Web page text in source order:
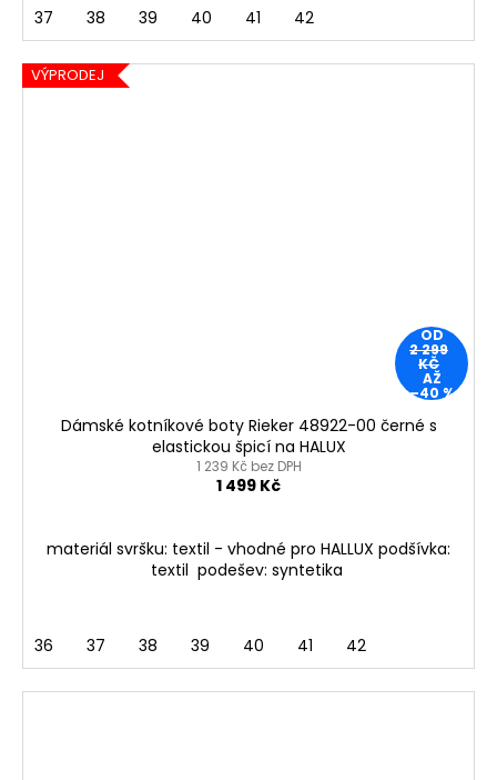
37 38 39 40 41 42
VÝPRODEJ
OD
2 299
KČ
AŽ
–40 %
Dámské kotníkové boty Rieker 48922-00 černé s
elastickou špicí na HALUX
1 239 Kč bez DPH
1 499 Kč
materiál svršku: textil - vhodné pro HALLUX podšívka:
textil podešev: syntetika
36 37 38 39 40 41 42